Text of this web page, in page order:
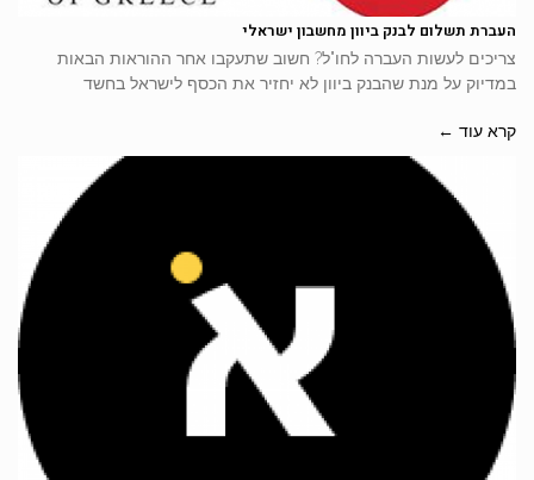
העברת תשלום לבנק ביוון מחשבון ישראלי
צריכים לעשות העברה לחו"ל? חשוב שתעקבו אחר ההוראות הבאות
במדיוק על מנת שהבנק ביוון לא יחזיר את הכסף לישראל בחשד
קרא עוד ←